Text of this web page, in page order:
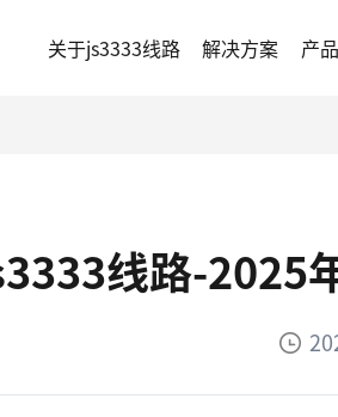
关于js3333线路 解决方案 产
线路-2025